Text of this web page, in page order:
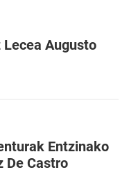
Augusto
Entzinako
De Castro